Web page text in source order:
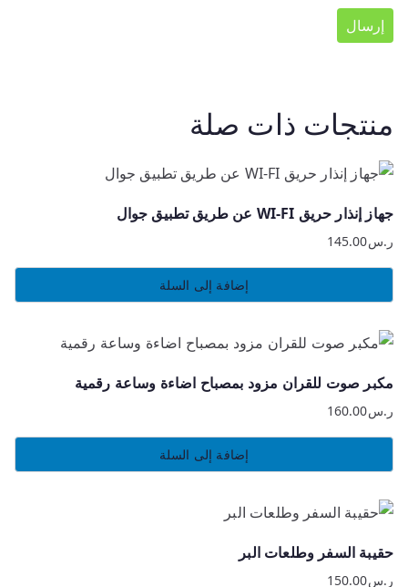
منتجات ذات صلة
جهاز إنذار حريق WI-FI عن طريق تطبيق جوال
ر.س145.00
إضافة إلى السلة
مكبر صوت للقران مزود بمصباح اضاءة وساعة رقمية
ر.س160.00
إضافة إلى السلة
حقيبة السفر وطلعات البر
ر.س150.00